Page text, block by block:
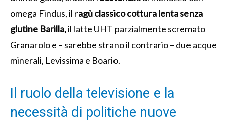
omega Findus, il ragù classico cottura lenta senza
glutine Barilla,il latte UHT parzialmente scremato
Granarolo e – sarebbe strano il contrario – due acque
minerali, Levissima e Boario.
Il ruolo della televisione e la
necessità di politiche nuove